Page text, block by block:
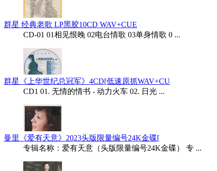
群星 经典老歌 LP黑胶10CD WAV+CUE
CD-01 01相见恨晚 02电台情歌 03单身情歌 0 ...
群星《上华世纪总冠军》4CD[低速原抓WAV+CU
CD1 01. 无情的情书 - 动力火车 02. 日光 ...
曼里《爱有天意》2023头版限量编号24K金碟[
专辑名称：爱有天意（头版限量编号24K金碟） 专 ...